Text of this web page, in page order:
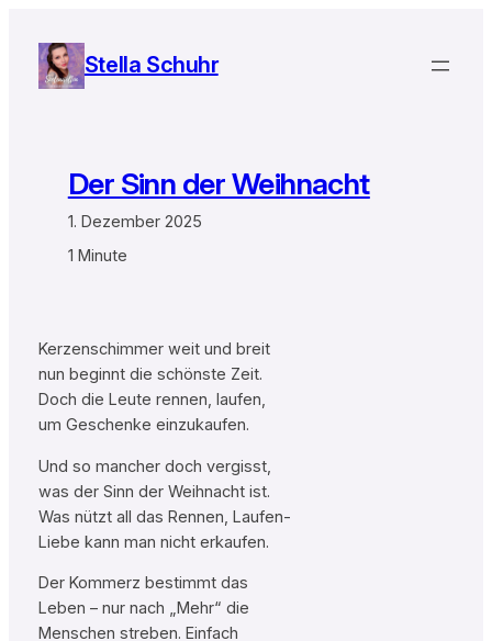
Inhalt
springen
Stella Schuhr
Der Sinn der Weihnacht
1. Dezember 2025
1 Minute
Kerzenschimmer weit und breit
nun beginnt die schönste Zeit.
Doch die Leute rennen, laufen,
um Geschenke einzukaufen.
Und so mancher doch vergisst,
was der Sinn der Weihnacht ist.
Was nützt all das Rennen, Laufen-
Liebe kann man nicht erkaufen.
Der Kommerz bestimmt das
Leben – nur nach „Mehr“ die
Menschen streben. Einfach